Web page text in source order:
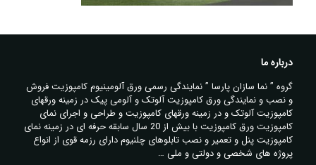
درباره ما
گروه ” نما سازان پارسا ” نمایندگی رسمی ورق آلومینیوم کامپوزیت فروش
و نصب و نمایندگی ورق کامپوزیت آلوتک و آلومی پیک در زمینه ورقهای
کامپوزیت آلوتک و در زمینه ورقهای کامپوزیت و طراحی و اجرای نمای
کامپوزیت ورق کامپوزیت با بیش از 20 سال سابقه حرفه ای در زمینه نمای
کامپوزیت پنل و تعمیر و نصب تابلوهای چلنیوم دارای رزمه قوی از انواع
پروژه های شخصی و دولتی و ملی …